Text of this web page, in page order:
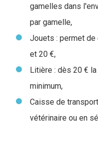
gamelles dans
par gamelle,
Jouets : permet de
et 20 €,
Litière : dès 20 €
minimum,
Caisse de
vétérinaire ou en